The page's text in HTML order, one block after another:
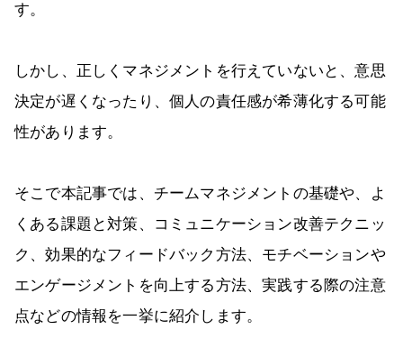
す。
しかし、正しくマネジメントを行えていないと、意思
決定が遅くなったり、個人の責任感が希薄化する可能
性があります。
そこで本記事では、チームマネジメントの基礎や、よ
くある課題と対策、コミュニケーション改善テクニッ
ク、効果的なフィードバック方法、モチベーションや
エンゲージメントを向上する方法、実践する際の注意
点などの情報を一挙に紹介します。